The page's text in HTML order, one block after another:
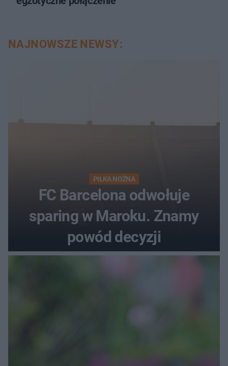
NAJNOWSZE NEWSY:
PIŁKA NOŻNA
FC Barcelona odwołuje
sparing w Maroku. Znamy
powód decyzji